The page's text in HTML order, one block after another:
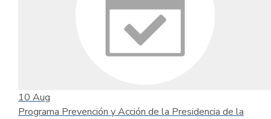
10 Aug
Programa Prevención y Acción de la Presidencia de la